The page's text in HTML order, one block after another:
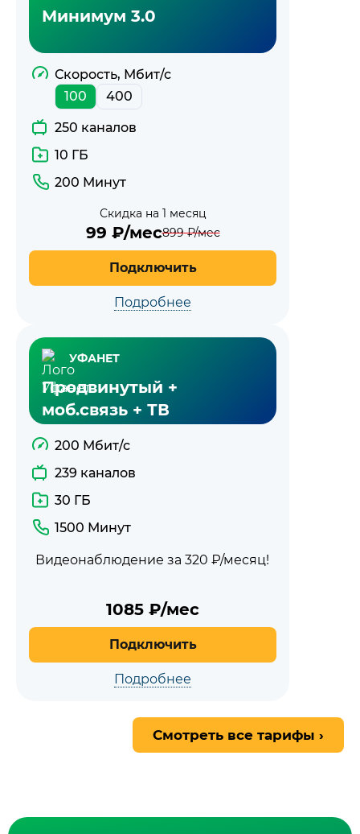
Минимум 3.0
Скорость, Мбит/с
100
400
250 каналов
10 ГБ
200 Минут
Скидка на 1 месяц
99 ₽/мес899₽/мес
Подключить
Подробнее
УФАНЕТ
Продвинутый +
моб.связь + ТВ
200 Мбит/с
239 каналов
30 ГБ
1500 Минут
Видеонаблюдение за 320 ₽/месяц!
1085 ₽/мес
Подключить
Подробнее
Смотреть все тарифы ›